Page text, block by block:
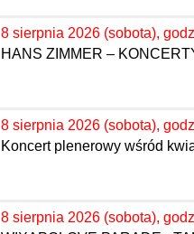
8 sierpnia 2026 (sobota),
HANS ZIMMER –
8 sierpnia 2026 (sobota),
Koncert plenerowy wśród
8 sierpnia 2026 (sobota),